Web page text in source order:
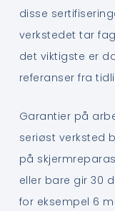
disse
verkstedet tar
det viktigste er
referanser fra
Garantier på
seriøst verksted
på
eller bare gir 30
for eksempel 6